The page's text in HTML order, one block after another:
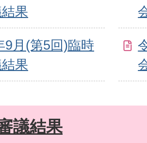
果
9月(第5回)臨時
果
議結果